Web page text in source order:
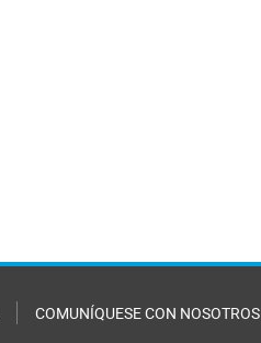
COMUNÍQUESE CON NOSOTROS